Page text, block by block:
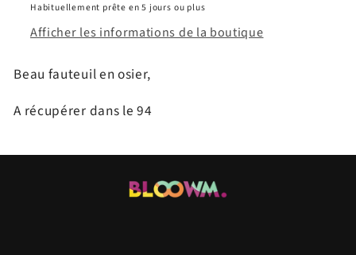
Habituellement prête en 5 jours ou plus
Afficher les informations de la boutique
Beau fauteuil en osier,
A récupérer dans le 94